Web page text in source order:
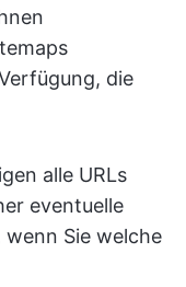
die
alle URLs
eventuelle
Sie welche